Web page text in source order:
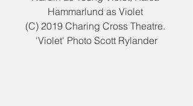
Hammarlund as Violet
(C) 2019 Charing Cross Theatre.
'Violet' Photo Scott Rylander